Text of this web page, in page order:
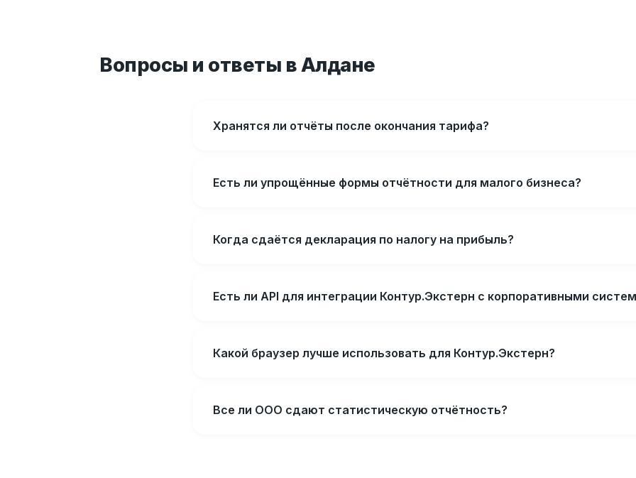
Вопросы и ответы в Алдане
Хранятся ли отчёты после окончания тарифа?
Есть ли упрощённые формы отчётности для малого бизнеса?
Когда сдаётся декларация по налогу на прибыль?
Есть ли API для интеграции Контур.Экстерн с корпоративными
Какой браузер лучше использовать для Контур.Экстерн?
Все ли ООО сдают статистическую отчётность?